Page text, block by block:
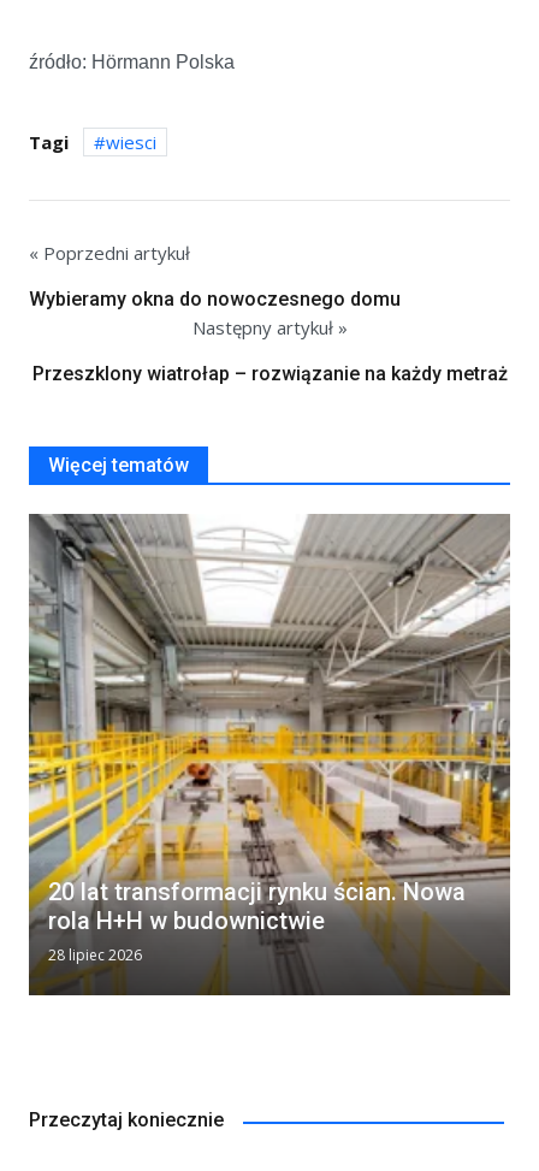
źródło: Hörmann Polska
Tagi wiesci
« Poprzedni artykuł
Wybieramy okna do nowoczesnego domu
Następny artykuł »
Przeszklony wiatrołap – rozwiązanie na każdy metraż
Więcej tematów
20 lat transformacji rynku ścian. Nowa
rola H+H w budownictwie
28 lipiec 2026
Przeczytaj koniecznie